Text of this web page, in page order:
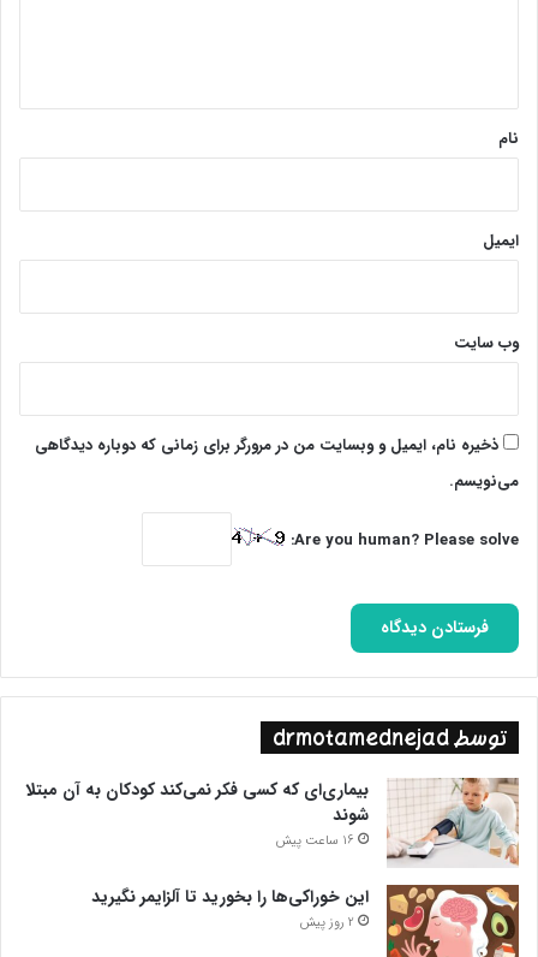
نام
ایمیل
وب‌ سایت
ذخیره نام، ایمیل و وبسایت من در مرورگر برای زمانی که دوباره دیدگاهی
می‌نویسم.
Are you human? Please solve:
توسط drmotamednejad
بیماری‌ای که کسی فکر نمی‌کند کودکان به آن مبتلا
شوند
16 ساعت پیش
این خوراکی‌ها را بخورید تا آلزایمر نگیرید
2 روز پیش